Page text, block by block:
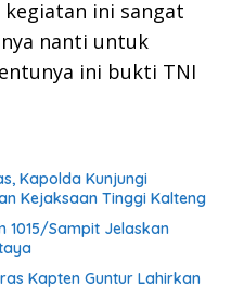
ini sangat
nanti untuk
ini bukti TNI
Kapolda Kunjungi
Kejaksaan Tinggi Kalteng
1015/Sampit Jelaskan
Kapten Guntur Lahirkan